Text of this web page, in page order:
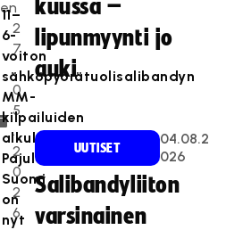
en
2
7
.
0
5
.
2
0
2
6
11–
6-
voiton
sähköpyörätuolisalibandyn
MM-
kilpailuiden
alkulohkossa
Pajulahdessa.
Suomi
on
nyt
kuussa –
lipunmyynti jo
auki
UUTISET
04.08.2
026
Salibandyliiton
varsinainen